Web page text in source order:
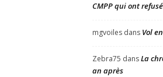
CMPP qui ont
mgvoiles dans Vol
Zebra75 dansLa
an après